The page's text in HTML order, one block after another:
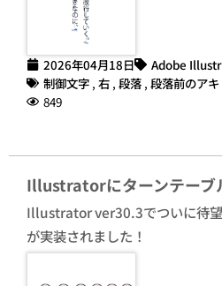
2026年04月18日
Adobe
制御文字 , 右 , 段落 , 段落前のアキ
849
Illustratorにターンテーブ
Illustrator ver30.3でついに待
が実装されました！